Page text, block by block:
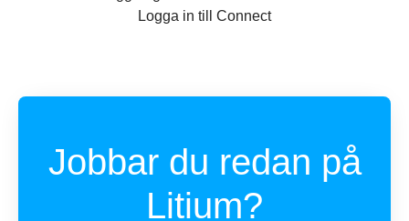
Logga in till Connect
Jobbar du redan på
Litium?